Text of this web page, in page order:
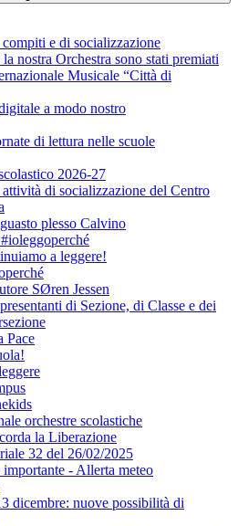
e di socializzazione
nostra Orchestra sono stati premiati
Musicale “Città di
a modo nostro
di lettura nelle scuole
2026-27
di socializzazione del Centro
plesso Calvino
a leggere!
SØren Jessen
di Sezione, di Classe e dei
Pace
orchestre scolastiche
la Liberazione
32 del 26/02/2025
- Allerta meteo
dicembre: nuove possibilità di